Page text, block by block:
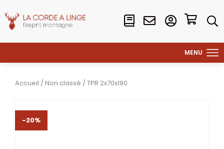
Accueil / Non classé / TPR 2x70x190
-20%